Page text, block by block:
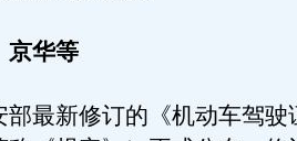
华等
新修订的《机动车驾驶